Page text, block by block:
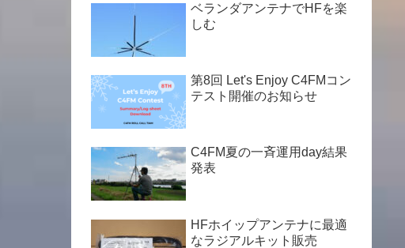
ベランダアンテナでHFを楽
しむ
第8回 Let's Enjoy C4FMコン
テスト開催のお知らせ
C4FM夏の一斉運用day結果
発表
HFホイップアンテナに最適
なラジアルキット販売